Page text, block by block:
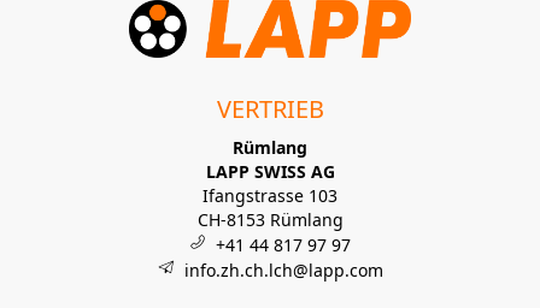
VERTRIEB
Rümlang
LAPP SWISS AG
Ifangstrasse 103
CH-8153 Rümlang
+41 44 817 97 97
info.zh.ch.lch@lapp.com